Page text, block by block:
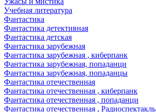
Учебная литература
Фантастика
Фантастика детективная
Фантастика детская
Фантастика зарубежная
Фантастика зарубежная , киберпанк
Фантастика зарубежная, попаданци
Фантастика зарубежная, попаданцы
Фантастика отечественная
Фантастика отечественная , киберпанк
Фантастика отечественная , попаданци
Фантастика отечественная , Радиоспектакль